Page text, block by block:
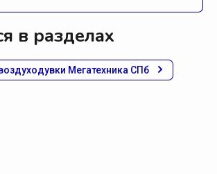
в разделах
Мегатехника СПб